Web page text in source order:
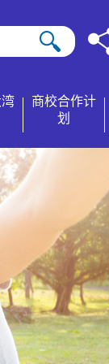
商校合作计
划